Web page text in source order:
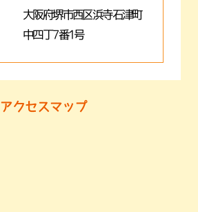
大阪府堺市西区浜寺石津町
中四丁7番1号
アクセスマップ